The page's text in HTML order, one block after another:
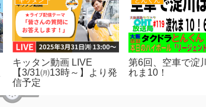
ング始めました
ドラは健康が一番
とんくん側乗を受けた新
人さん、デビュー３ヶ月